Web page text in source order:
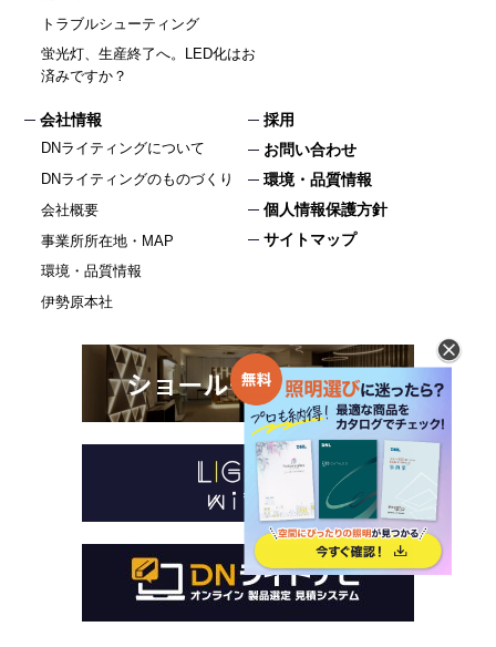
トラブルシューティング
蛍光灯、生産終了へ。LED化はお
済みですか？
会社情報
DNライティングについて
DNライティングのものづくり
会社概要
事業所所在地・MAP
環境・品質情報
伊勢原本社
採用
お問い合わせ
環境・品質情報
個人情報保護方針
サイトマップ